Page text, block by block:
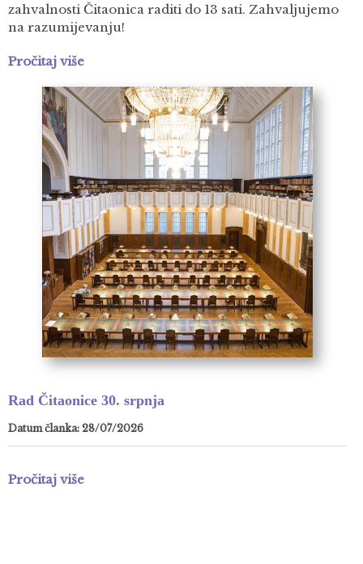
zahvalnosti Čitaonica raditi do 13 sati. Zahvaljujemo
na razumijevanju!
Pročitaj više
Rad Čitaonice 30. srpnja
Datum članka: 28/07/2026
Pročitaj više